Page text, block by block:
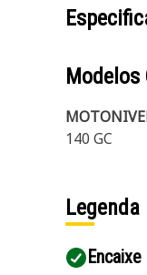
140 GC
Legenda